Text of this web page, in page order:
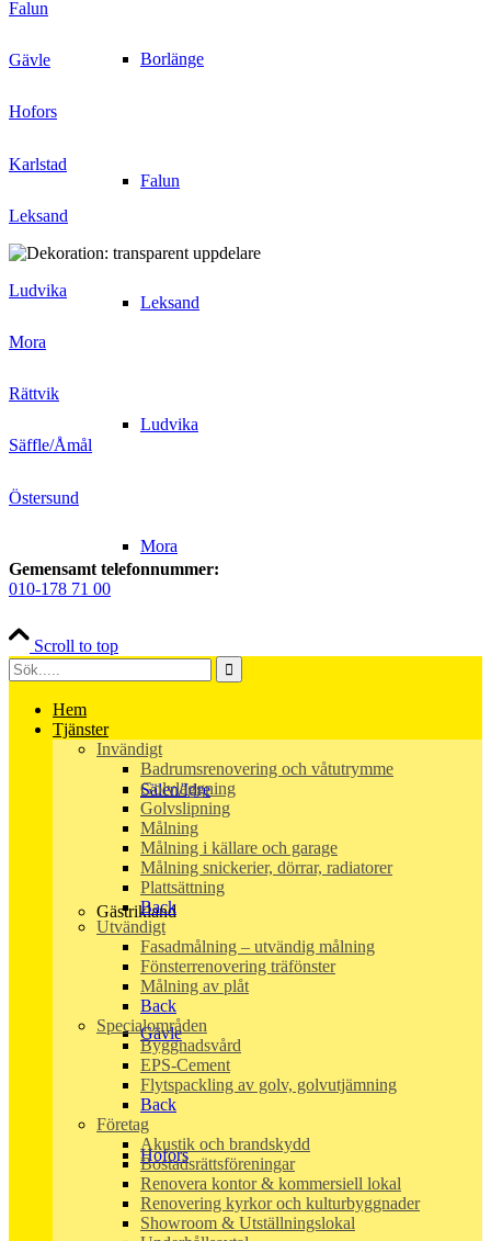
Borlänge
Falun
Leksand
Ludvika
Mora
Sälen/Idre
Gästrikland
Gävle
Hofors
Falun
Gävle
Hofors
Karlstad
Leksand
Ludvika
Mora
Rättvik
Säffle/Åmål
Östersund
Gemensamt telefonnummer:
010-178 71 00
Scroll to top
Hem
Tjänster
Invändigt
Badrumsrenovering och våtutrymme
Golvläggning
Golvslipning
Målning
Målning i källare och garage
Målning snickerier, dörrar, radiatorer
Plattsättning
Back
Utvändigt
Fasadmålning – utvändig målning
Fönsterrenovering träfönster
Målning av plåt
Back
Specialområden
Byggnadsvård
EPS-Cement
Flytspackling av golv, golvutjämning
Back
Företag
Akustik och brandskydd
Bostadsrättsföreningar
Renovera kontor & kommersiell lokal
Renovering kyrkor och kulturbyggnader
Showroom & Utställningslokal